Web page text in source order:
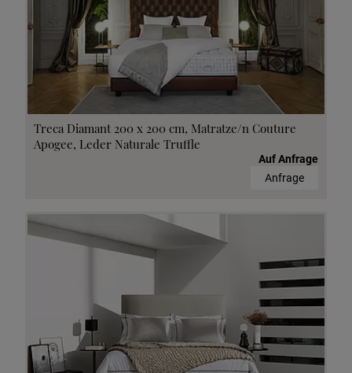
Treca Diamant 200 x 200 cm, Matratze/n Couture
Apogee, Leder Naturale Truffle
Auf Anfrage
Anfrage